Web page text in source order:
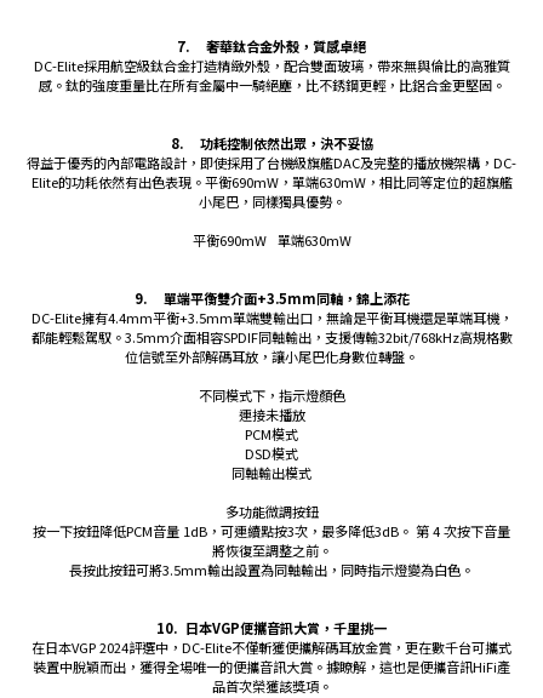
7.
奢華鈦合金外殼，質感卓絕
DC-Elite採用航空級鈦合金打造精緻外殼，配合雙面玻璃，帶來無與倫比的高雅質
感。鈦的強度重量比在所有金屬中一騎絕塵，比不銹鋼更輕，比鋁合金更堅固。
8.
功耗控制依然出眾，決不妥協
得益于優秀的內部電路設計，即使採用了台機級旗艦DAC及完整的播放機架構，DC-
Elite的功耗依然有出色表現。平衡690mW，單端630mW，相比同等定位的超旗艦
小尾巴，同樣獨具優勢。
平衡690mW 單端630mW
9.
單端平衡雙介面+3.5mm同軸，錦上添花
DC-Elite擁有4.4mm平衡+3.5mm單端雙輸出口，無論是平衡耳機還是單端耳機，
都能輕鬆駕馭。3.5mm介面相容SPDIF同軸輸出，支援傳輸32bit/768kHz高規格數
位信號至外部解碼耳放，讓小尾巴化身數位轉盤。
不同模式下，指示燈顏色
連接未播放
PCM模式
DSD模式
同軸輸出模式
多功能微調按鈕
按一下按鈕降低PCM音量 1dB，可連續點按3次，最多降低3dB。 第 4 次按下音量
將恢復至調整之前。
長按此按鈕可將3.5mm輸出設置為同軸輸出，同時指示燈變為白色。
10. 日本VGP便攜音訊大賞，千里挑一
在日本VGP 2024評選中，DC-Elite不僅斬獲便攜解碼耳放金賞，更在數千台可攜式
裝置中脫穎而出，獲得全場唯一的便攜音訊大賞。據瞭解，這也是便攜音訊HiFi產
品首次榮獲該獎項。